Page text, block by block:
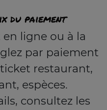
du paiement
ligne ou à la
par paiement
restaurant,
espèces.
consultez les